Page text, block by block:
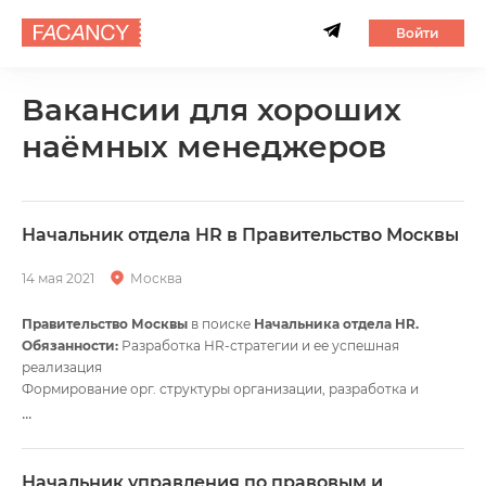
Войти
Вакансии для хороших
наёмных менеджеров
Начальник отдела HR в Правительство Москвы
14 мая 2021 Москва
Правительство Москвы в поиске Начальника отдела HR.
Обязанности: Разработка HR-стратегии и ее успешная
реализация
Формирование орг. структуры организации, разработка и
Разработка и реализация мероприятий по работе с персоналом
с применением современных методов и технологий управления
...